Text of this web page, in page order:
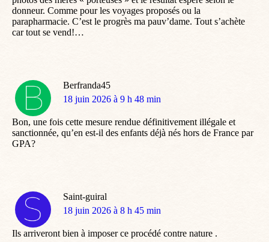
donneur. Comme pour les voyages proposés ou la
parapharmacie. C’est le progrès ma pauv’dame. Tout s’achète
car tout se vend!…
Berfranda45
dit
18 juin 2026 à 9 h 48 min
Bon, une fois cette mesure rendue définitivement illégale et
sanctionnée, qu’en est-il des enfants déjà nés hors de France par
GPA?
Saint-guiral
dit
18 juin 2026 à 8 h 45 min
Ils arriveront bien à imposer ce procédé contre nature .